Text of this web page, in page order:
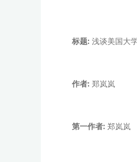
标题: 浅谈美国大
作者: 郑岚岚
第一作者: 郑岚岚